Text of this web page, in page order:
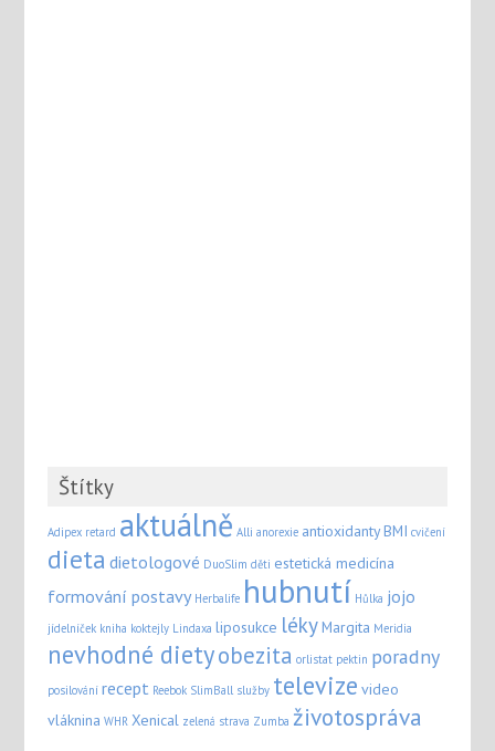
Štítky
Adipex retard aktuálně Alli anorexie antioxidantyBMI cvičení
dieta dietologové DuoSlim děti estetická medicína
formování postavy Herbalife hubnutí Hůlka jojo
jídelníček kniha koktejly Lindaxa liposukce lékyMargita Meridia
nevhodné dietyobezita orlistat pektin poradny
posilování recept Reebok SlimBall služby televize video
vláknina WHR Xenical zelená strava Zumba životospráva